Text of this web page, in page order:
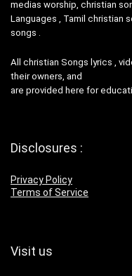
medias worship, christian
Languages , Tamil christian
songs .
All christian Songs lyrics ,
their owners, and
are provided here for
Disclosures :
Privacy Policy
Terms of Service
Visit us